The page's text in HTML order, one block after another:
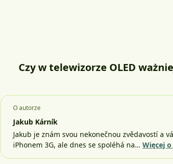
Czy w telewizorze OLED
O autorze
Jakub Kárník
Jakub je znám svou nekonečnou zvědavostí a
iPhonem 3G, ale dnes se spoléhá na… Więcej